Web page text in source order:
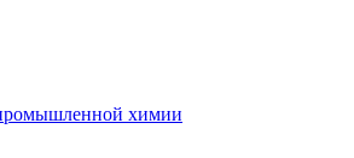
химии